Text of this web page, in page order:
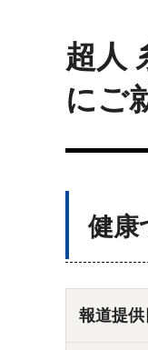
超人
にご
健康
報道提供